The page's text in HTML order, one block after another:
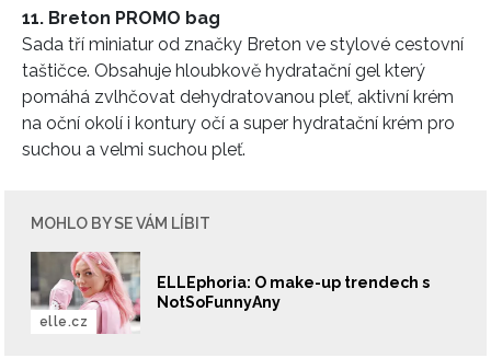
REDAKCE
11. Breton PROMO bag
Sada tří miniatur od značky Breton ve stylové cestovní
taštičce. Obsahuje hloubkově hydratační gel který
pomáhá zvlhčovat dehydratovanou pleť, aktivní krém
na oční okolí i kontury očí a super hydratační krém pro
suchou a velmi suchou pleť.
MOHLO BY SE VÁM LÍBIT
ELLEphoria: O make-up trendech s
NotSoFunnyAny
elle.cz